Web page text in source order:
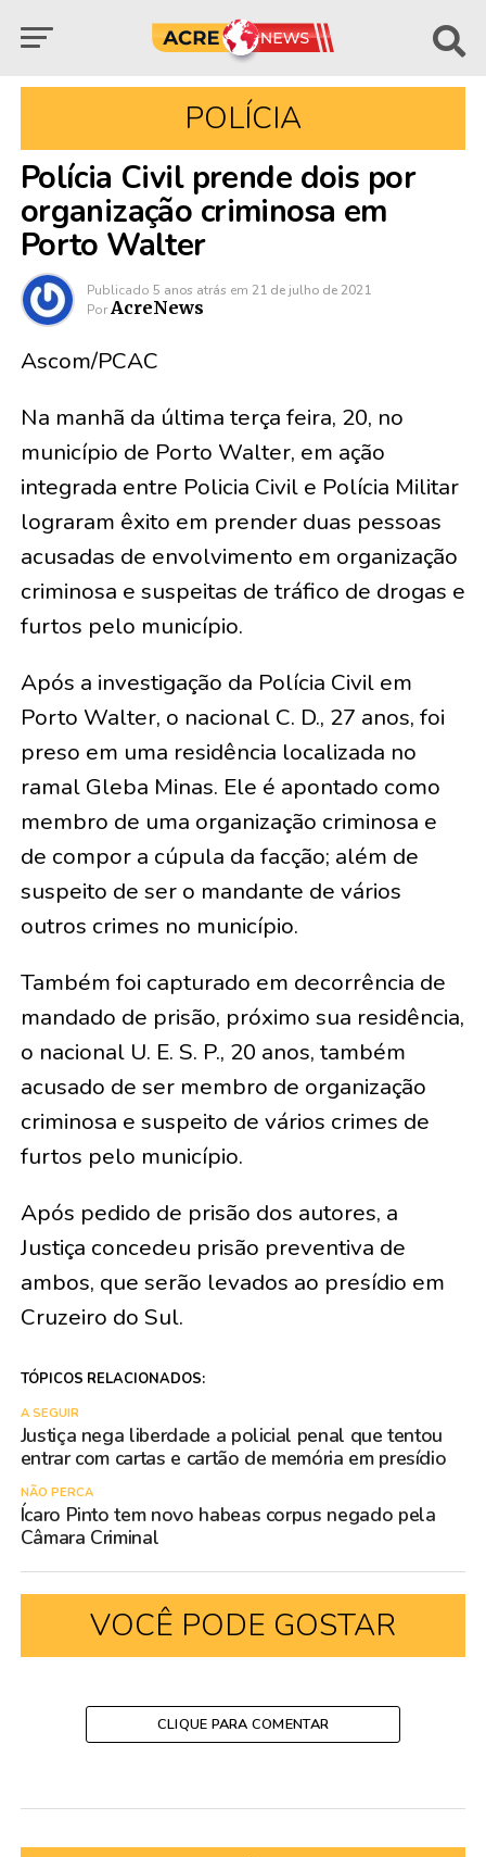
POLÍCIA
Polícia Civil prende dois por
organização criminosa em
Porto Walter
Publicado 5 anos atrás em 21 de julho de 2021
Por AcreNews
Ascom/PCAC
Na manhã da última terça feira, 20, no
município de Porto Walter, em ação
integrada entre Policia Civil e Polícia Militar
lograram êxito em prender duas pessoas
acusadas de envolvimento em organização
criminosa e suspeitas de tráfico de drogas e
furtos pelo município.
Após a investigação da Polícia Civil em
Porto Walter, o nacional C. D., 27 anos, foi
preso em uma residência localizada no
ramal Gleba Minas. Ele é apontado como
membro de uma organização criminosa e
de compor a cúpula da facção; além de
suspeito de ser o mandante de vários
outros crimes no município.
Também foi capturado em decorrência de
mandado de prisão, próximo sua residência,
o nacional U. E. S. P., 20 anos, também
acusado de ser membro de organização
criminosa e suspeito de vários crimes de
furtos pelo município.
Após pedido de prisão dos autores, a
Justiça concedeu prisão preventiva de
ambos, que serão levados ao presídio em
Cruzeiro do Sul.
TÓPICOS RELACIONADOS:
A SEGUIR
Justiça nega liberdade a policial penal que tentou
entrar com cartas e cartão de memória em presídio
NÃO PERCA
Ícaro Pinto tem novo habeas corpus negado pela
Câmara Criminal
VOCÊ PODE GOSTAR
CLIQUE PARA COMENTAR